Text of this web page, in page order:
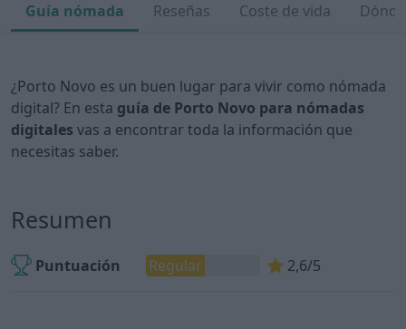
Guía nómada Reseñas Coste de vida
¿Porto Novo es un buen lugar para vivir como nómada
digital? En esta guía de Porto Novo para nómadas
digitales vas a encontrar toda la información que
necesitas saber.
Resumen
Puntuación Regular 2,6/5